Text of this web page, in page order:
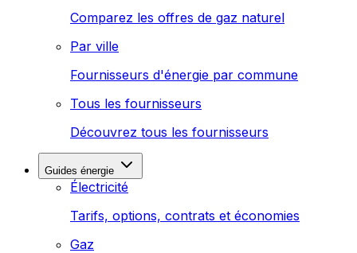
Comparez les offres de gaz naturel
Par ville
Fournisseurs d'énergie par commune
Tous les fournisseurs
Découvrez tous les fournisseurs
Guides énergie
Électricité
Tarifs, options, contrats et économies
Gaz